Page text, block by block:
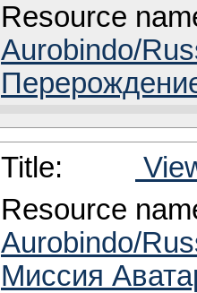
Resource
Aurobindo/
Title:
Resource
Aurobindo/
Миссия